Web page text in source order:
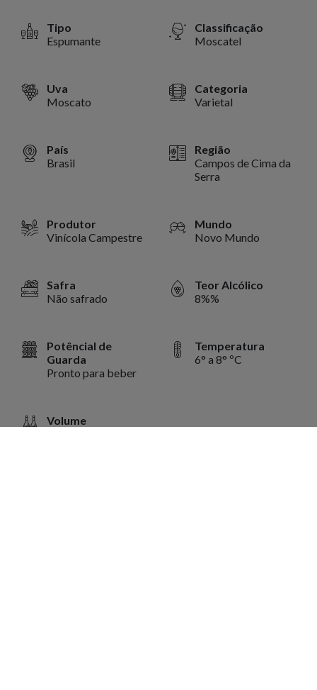
Tipo
Espumante
Classificação
Moscatel
Uva
Moscato
Categoria
Varietal
País
Brasil
Região
Campos de Cima da
Serra
Produtor
Vinícola Campestre
Mundo
Novo Mundo
Safra
Não safrado
Teor Alcólico
8%%
Potêncial de
Guarda
Pronto para beber
Temperatura
6° a 8° ºC
Volume